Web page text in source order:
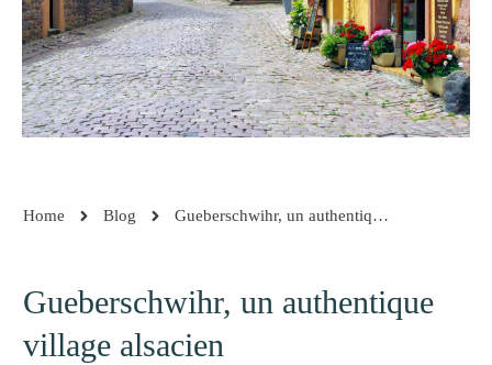
Home Blog Gueberschwihr, un authentique village alsacien
Gueberschwihr, un authentique
village alsacien